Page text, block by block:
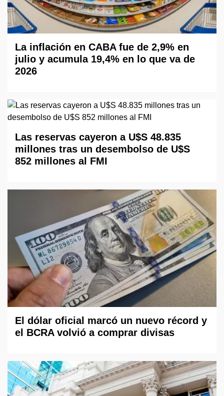
La inflación en CABA fue de 2,9% en
julio y acumula 19,4% en lo que va de
2026
Las reservas cayeron a U$S 48.835
millones tras un desembolso de U$S
852 millones al FMI
El dólar oficial marcó un nuevo récord y
el BCRA volvió a comprar divisas